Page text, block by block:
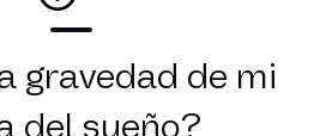
gravedad de mi
del sueño?